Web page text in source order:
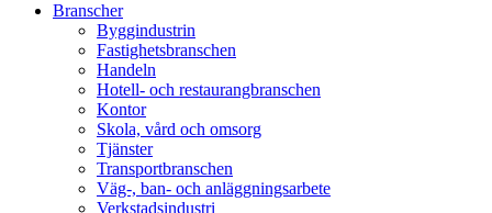
Branscher
Byggindustrin
Fastighetsbranschen
Handeln
Hotell- och restaurangbranschen
Kontor
Skola, vård och omsorg
Tjänster
Transportbranschen
Väg-, ban- och anläggningsarbete
Verkstadsindustri